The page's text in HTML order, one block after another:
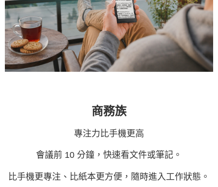
商務族
專注力比手機更高
會議前 10 分鐘，快速看文件或筆記。
比手機更專注、比紙本更方便，隨時進入工作狀態。